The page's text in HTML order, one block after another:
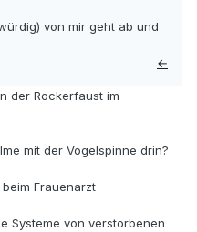
von mir geht ab und
←
der Rockerfaust im
mit der Vogelspinne drin?
Frauenarzt
Systeme von verstorbenen